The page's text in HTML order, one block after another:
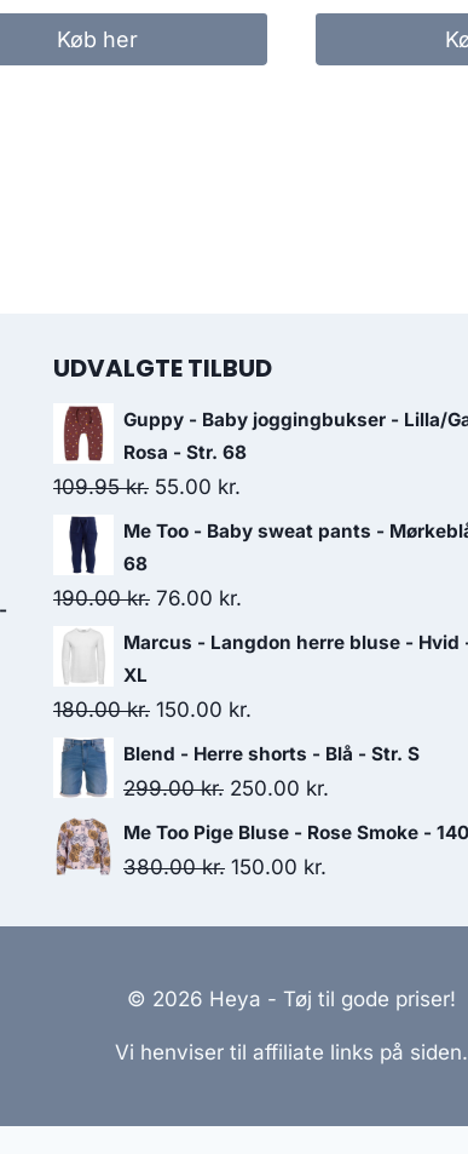
69.95 kr..40.00 kr..
Køb her
69.95 kr..
UDVALGTE TILBUD
Guppy - Baby joggingbukser - Lilla/
Rosa - Str. 68
109.95kr. Original
price
109.95 kr..
55.00 kr.
price
Me Too - Baby sweat pants -
68
190.00kr. Original
price
190.00 kr..
76.00 kr.
price
76.00 kr..
Marcus - Langdon herre bluse - Hvid
XL
180.00kr. Original
price
was:
150.00 kr.
price
is:
Blend - Herre shorts - Blå - Str. S
299.00kr. Original
price
was:
250.00 kr.
price
Me Too Pige Bluse - Rose Smoke - 140
380.00kr. Original
150.00 kr.
© 2026 Heya - Tøj til gode priser!
Vi henviser til affiliate links på siden.